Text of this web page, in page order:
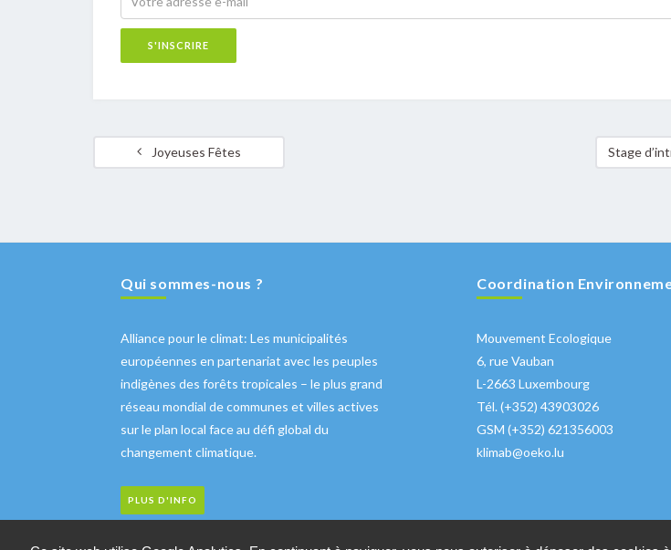
Joyeuses Fêtes
Qui sommes-nous ?
Alliance pour le climat: Les municipalités
européennes en partenariat avec les peuples
indigènes des forêts tropicales – le plus grand
réseau mondial de communes et villes actives
sur le plan local face au défi global du
changement climatique.
PLUS D'INFO
Coordination
Mouvement Ecologique
6, rue Vauban
L-2663 Luxembourg
Tél. (+352) 43903026
GSM (+352) 621356003
klimab@oeko.lu